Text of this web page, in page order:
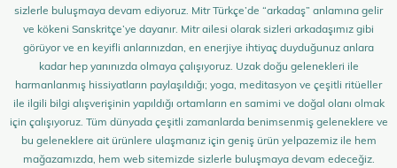
sizlerle buluşmaya devam ediyoruz. Mitr Türkçe’de “arkadaş” anlamına gelir
ve kökeni Sanskritçe’ye dayanır. Mitr ailesi olarak sizleri arkadaşımız gibi
görüyor ve en keyifli anlarınızdan, en enerjiye ihtiyaç duyduğunuz anlara
kadar hep yanınızda olmaya çalışıyoruz. Uzak doğu gelenekleri ile
harmanlanmış hissiyatların paylaşıldığı; yoga, meditasyon ve çeşitli ritüeller
ile ilgili bilgi alışverişinin yapıldığı ortamların en samimi ve doğal olanı olmak
için çalışıyoruz. Tüm dünyada çeşitli zamanlarda benimsenmiş geleneklere ve
bu geleneklere ait ürünlere ulaşmanız için geniş ürün yelpazemiz ile hem
mağazamızda, hem web sitemizde sizlerle buluşmaya devam edeceğiz.